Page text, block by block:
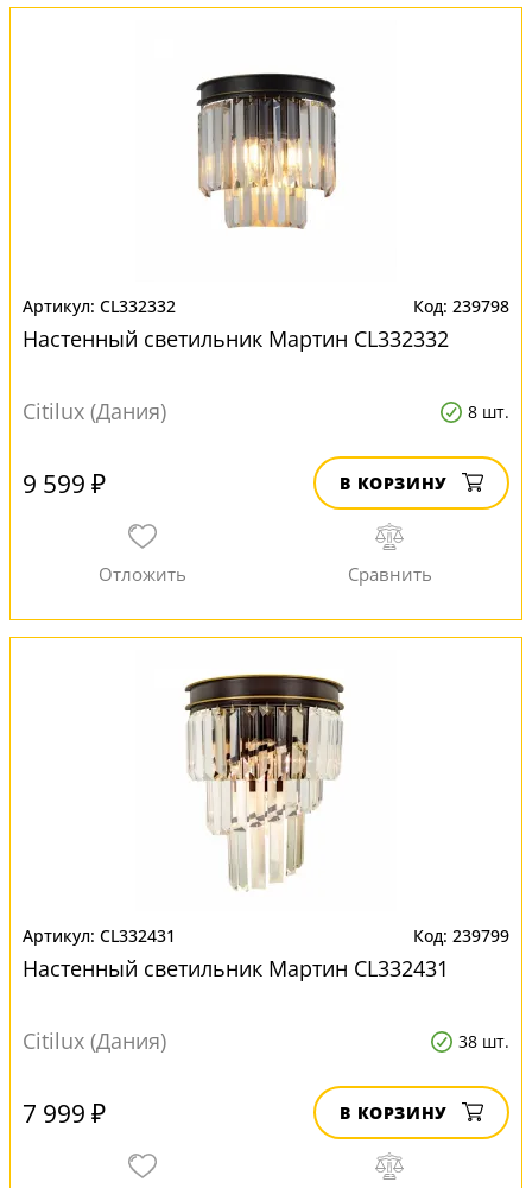
CL332332 239798
Настенный светильник Мартин CL332332
Citilux (Дания) 8 шт.
9 599 ₽ В КОРЗИНУ
CL332431 239799
Настенный светильник Мартин CL332431
Citilux (Дания) 38 шт.
7 999 ₽ В КОРЗИНУ